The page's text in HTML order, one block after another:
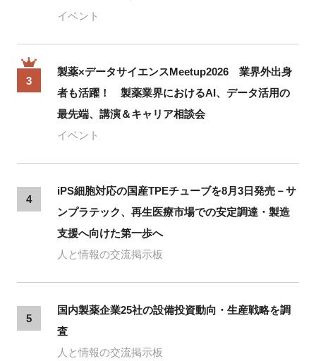
イベント
3
製薬×データサイエンスMeetup2026 業界外出身
者も活躍！ 製薬業界におけるAI、データ活用の
最先端、講演＆キャリア相談会
イベント
4
iPS細胞対応の国産TPEチューブを8月3日発売－サ
ンプラテック、再生医療市場での安定調達・製造
支援へ向けた第一歩へ
人と情報の交流掲示板
5
国内製薬企業25社の設備投資動向・生産戦略を調
査
人と情報の交流掲示板